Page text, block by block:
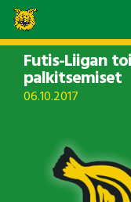
Futis-Liigan
palkitsemiset
06.10.2017